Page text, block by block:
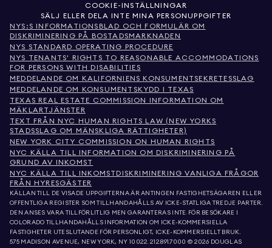
COOKIE-INSTÄLLNINGAR
SÄLJ ELLER DELA INTE MINA PERSONUPPGIFTER
NYS:S INFORMATIONSBLAD OCH FORMULÄR OM
DISKRIMINERING PÅ BOSTADSMARKNADEN
NYS STANDARD OPERATING PROCEDURE
NYS TENANTS' RIGHTS TO REASONABLE ACCOMMODATIONS
FOR PERSONS WITH DISABILITIES
MEDDELANDE OM KALIFORNIENS KONSUMENTSEKRETESSLAG
MEDDELANDE OM KONSUMENTSKYDD I TEXAS
TEXAS REAL ESTATE COMMISSION INFORMATION OM
MÄKLARTJÄNSTER
TEXT FRÅN NYC HUMAN RIGHTS LAW (NEW YORKS
STADSSLAG OM MÄNSKLIGA RÄTTIGHETER)
NEW YORK CITY COMMISSION ON HUMAN RIGHTS
NYC KÄLLA TILL INFORMATION OM DISKRIMINERING PÅ
GRUND AV INKOMST
NYC KÄLLA TILL INKOMSTDISKRIMINERING VANLIGA FRÅGOR
FRÅN HYRESGÄSTER
KÄLLAN TILL DE VISADE UPPGIFTERNA ÄR ANTINGEN FASTIGHETSÄGAREN ELLER
OFFENTLIGA REGISTER SOM TILLHANDAHÅLLS AV ICKE-STATLIGA TREDJE PARTER.
DEN ANSES VARA TILLFÖRLITLIG MEN GARANTERAS INTE. FÖR BESÖKARE I
COLORADO TILLHANDAHÅLLS INFORMATION OM ICKE-KOMMERSIELLA
FASTIGHETER UTESLUTANDE FÖR PERSONLIGT, ICKE-KOMMERSIELLT BRUK.
575 MADISON AVENUE, NEW YORK, NY 10022.212.891.7000 © 2026 DOUGLAS